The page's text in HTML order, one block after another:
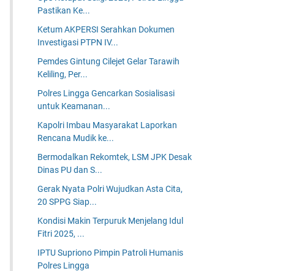
Pastikan Ke...
Ketum AKPERSI Serahkan Dokumen
Investigasi PTPN IV...
Pemdes Gintung Cilejet Gelar Tarawih
Keliling, Per...
Polres Lingga Gencarkan Sosialisasi
untuk Keamanan...
Kapolri Imbau Masyarakat Laporkan
Rencana Mudik ke...
Bermodalkan Rekomtek, LSM JPK Desak
Dinas PU dan S...
Gerak Nyata Polri Wujudkan Asta Cita,
20 SPPG Siap...
Kondisi Makin Terpuruk Menjelang Idul
Fitri 2025, ...
IPTU Supriono Pimpin Patroli Humanis
Polres Lingga